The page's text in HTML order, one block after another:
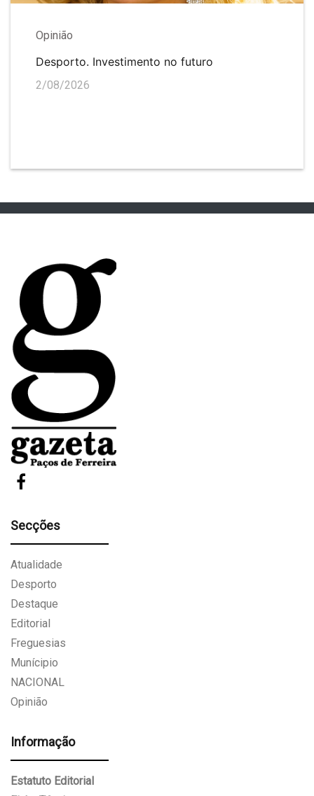
Opinião
Desporto. Investimento no futuro
2/08/2026
Secções
Atualidade
Desporto
Destaque
Editorial
Freguesias
Munícipio
NACIONAL
Opinião
Informação
Estatuto Editorial